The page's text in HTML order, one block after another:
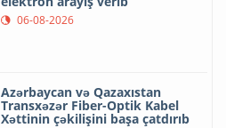
06-08-2026
Azərbaycan və Qazaxıstan
Transxəzər Fiber-Optik Kabel
Xəttinin çəkilişini başa çatdırıb